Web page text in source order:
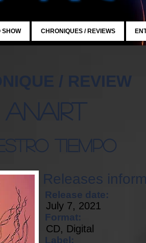
SHOW CHRONIQUES / REVIEWS
/ REVIEW
Anairt
Tiempo
Releases
Release date:
July 7, 2021
Format:
CD, Digital
Label: